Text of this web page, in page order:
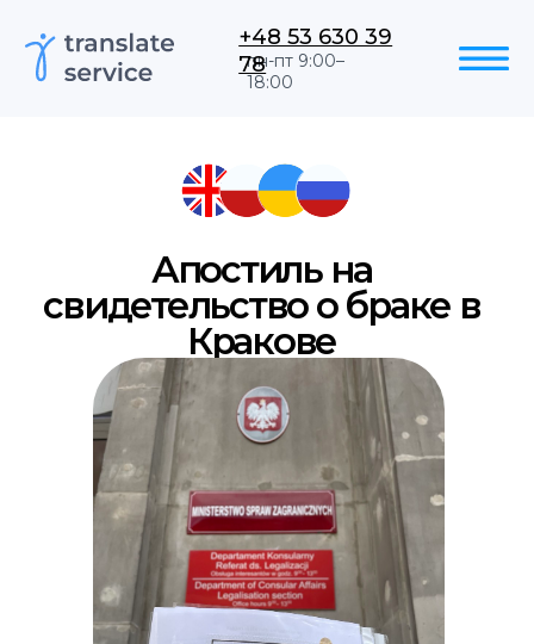
пн-пт 9:00–
+48 53 630 39
78
Апостиль на
свидетельство о браке в
— Апостиль в Польше и Украине
— Оформление апостиль без личного визита